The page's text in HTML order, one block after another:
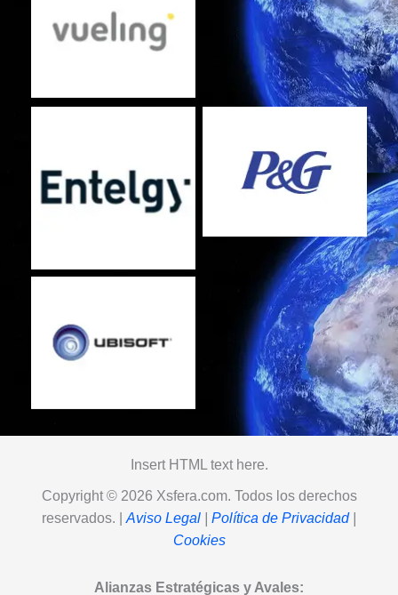
No Caption
No Caption
No Caption
No Caption
Insert HTML text here.
Copyright © 2026 Xsfera.com. Todos los derechos
reservados. | Aviso Legal Política de Privacidad|
Cookies
Alianzas Estratégicas y Avales: